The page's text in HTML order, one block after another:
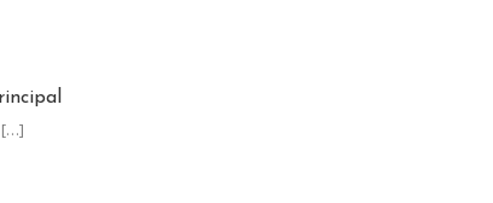
MUNDIALES EN UVA DE MESA CON UN CRECIMIENTO
[…]